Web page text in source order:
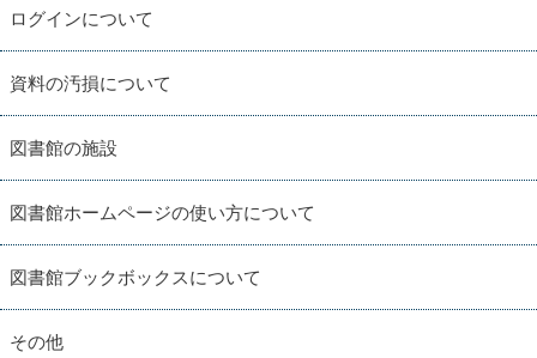
ログインについて
資料の汚損について
図書館の施設
図書館ホームページの使い方について
図書館ブックボックスについて
その他